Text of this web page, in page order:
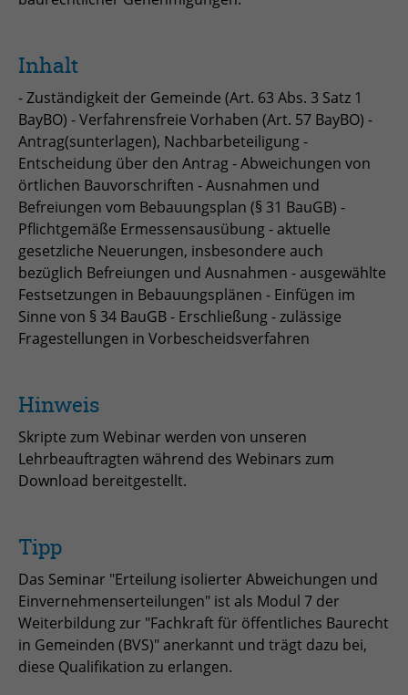
Inhalt
- Zuständigkeit der Gemeinde (Art. 63 Abs. 3 Satz 1
BayBO) - Verfahrensfreie Vorhaben (Art. 57 BayBO) -
Antrag(sunterlagen), Nachbarbeteiligung -
Entscheidung über den Antrag - Abweichungen von
örtlichen Bauvorschriften - Ausnahmen und
Befreiungen vom Bebauungsplan (§ 31 BauGB) -
Pflichtgemäße Ermessensausübung - aktuelle
gesetzliche Neuerungen, insbesondere auch
bezüglich Befreiungen und Ausnahmen - ausgewählte
Festsetzungen in Bebauungsplänen - Einfügen im
Sinne von § 34 BauGB - Erschließung - zulässige
Fragestellungen in Vorbescheidsverfahren
Hinweis
Skripte zum Webinar werden von unseren
Lehrbeauftragten während des Webinars zum
Download bereitgestellt.
Tipp
Das Seminar "Erteilung isolierter Abweichungen und
Einvernehmenserteilungen" ist als Modul 7 der
Weiterbildung zur "Fachkraft für öffentliches Baurecht
in Gemeinden (BVS)" anerkannt und trägt dazu bei,
diese Qualifikation zu erlangen.
Name
Anbieter
Laufzeit 1 Jahr
Zweck
Dieser Wert speichert Ihre Consent-
Einstellungen. Unter anderem eine
zufällig generierte ID, für die
historische Speicherung Ihrer
vorgenommen Einstellungen, falls der
Webseiten-Betreiber dies eingestellt
hat.
Anbieter
Laufzeit Session
Zweck Login geschlossener Bereich
Name
Anbieter TYPO3
Laufzeit 1 Monat
Zweck Admin-Login Redaktionssystem
Anbieter
Laufzeit 1 Jahr
Zweck
Tracking Anzahl eindeutiger und
wiederkehrender Nutzer
Name _pk_ses
Anbieter Matomo
Laufzeit 30 min
Zweck
Tracking Nutzerverhalten beim Besuch
Einblendung von 3rd Party Content
Wir verwenden 3rd Party Content, um zusätzliche Inhalte
anzubieten, die wir nicht selbst speichern, die aber für
Webseitenbesucher nützlich sind, z.B. Kartendienste
oder Videos. Weitere Details entnehmen Sie den
Datenschutzhinweisen.